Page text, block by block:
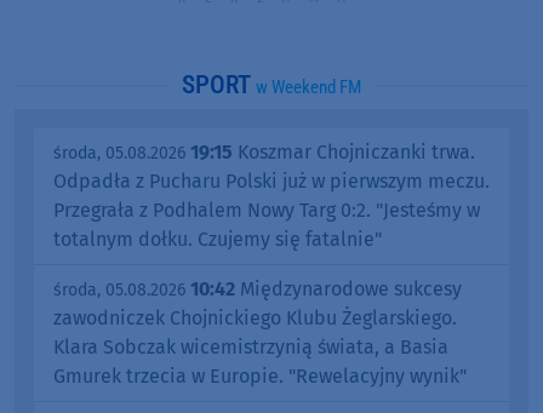
SPORT w Weekend FM
środa, 05.08.2026 19:15 Koszmar Chojniczanki trwa.
Odpadła z Pucharu Polski już w pierwszym meczu.
Przegrała z Podhalem Nowy Targ 0:2. "Jesteśmy w
totalnym dołku. Czujemy się fatalnie"
środa, 05.08.2026 10:42 Międzynarodowe sukcesy
zawodniczek Chojnickiego Klubu Żeglarskiego.
Klara Sobczak wicemistrzynią świata, a Basia
Gmurek trzecia w Europie. "Rewelacyjny wynik"